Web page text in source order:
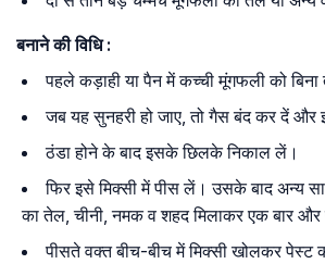
बनाने की विधि:
पहले कड़ाही या पैन में कच्ची मूंगफली को
जब यह सुनहरी हो जाए, तो गैस बंद कर दें और
ठंडा होने के बाद इसके छिलके निकाल लें।
फिर इसे मिक्सी में पीस लें। उसके बाद अन्य
का तेल, चीनी, नमक व शहद मिलाकर एक बार
पीसते वक्त बीच-बीच में मिक्सी खोलकर पेस्ट